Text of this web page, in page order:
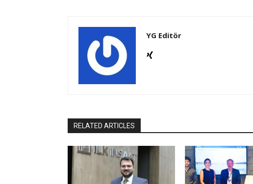
YG Editör
RELATED ARTICLES